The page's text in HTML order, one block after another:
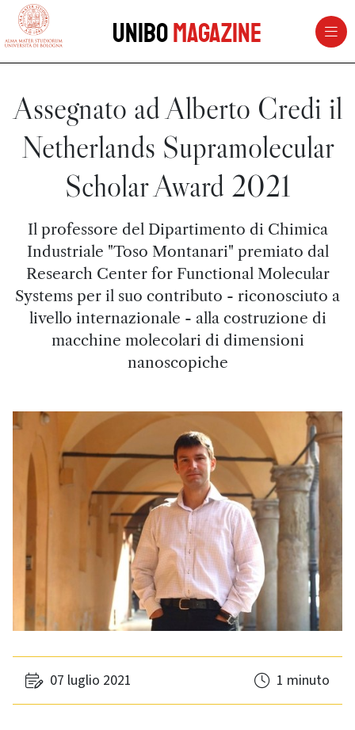
vai al contenuto della pagina
UniboMagazine
Assegnato ad Alberto Credi il
Netherlands Supramolecular
Scholar Award 2021
Il professore del Dipartimento di Chimica
Industriale "Toso Montanari" premiato dal
Research Center for Functional Molecular
Systems per il suo contributo - riconosciuto a
livello internazionale - alla costruzione di
macchine molecolari di dimensioni
nanoscopiche
07 luglio 2021 1 minuto